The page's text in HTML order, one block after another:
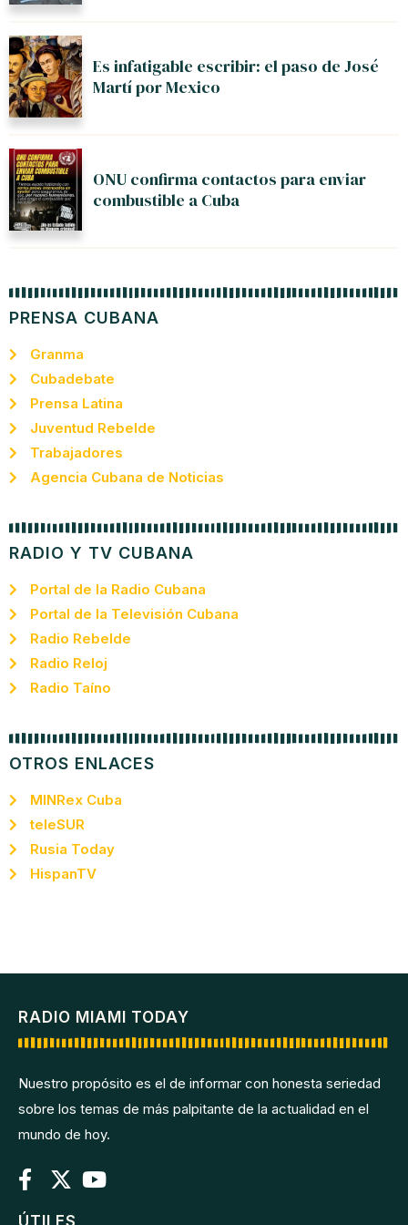
Es infatigable escribir: el paso de José
Martí por Mexico
ONU confirma contactos para enviar
combustible a Cuba
PRENSA CUBANA
Granma
Cubadebate
Prensa Latina
Juventud Rebelde
Trabajadores
Agencia Cubana de Noticias
RADIO Y TV CUBANA
Portal de la Radio Cubana
Portal de la Televisión Cubana
Radio Rebelde
Radio Reloj
Radio Taíno
OTROS ENLACES
MINRex Cuba
teleSUR
Rusia Today
HispanTV
RADIO MIAMI TODAY
Nuestro propósito es el de informar con honesta seriedad
sobre los temas de más palpitante de la actualidad en el
mundo de hoy.
ÚTILES